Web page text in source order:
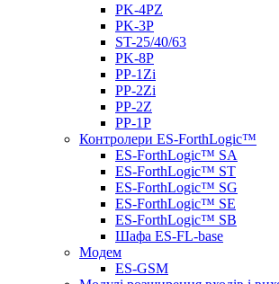
PK-4PZ
PK-3Р
ST-25/40/63
PK-8P
PP-1Zi
PP-2Zi
PP-2Z
PP-1P
Контролери ES-ForthLogic™
ES-ForthLogic™ SА
ES-ForthLogic™ SТ
ES-ForthLogic™ SG
ES-ForthLogic™ SE
ES-ForthLogic™ SB
Шафа ES-FL-base
Модем
ES-GSM